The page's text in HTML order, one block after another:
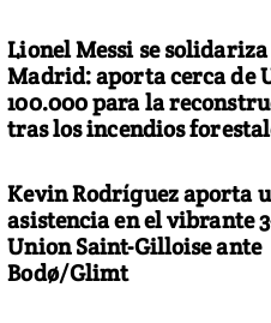
Lionel Messi se
Madrid: aporta cerca de
100.000 para la
tras los incendios
Kevin Rodríguez aporta
asistencia en el vibrante
Union Saint-Gilloise ante
Bodø/Glimt